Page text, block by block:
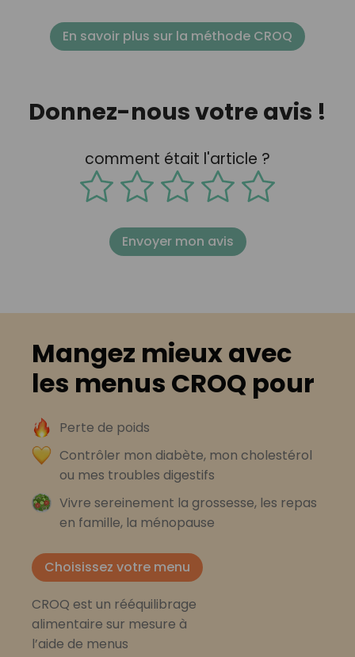
En savoir plus sur la méthode CROQ
Donnez-nous votre avis !
comment était l'article ?
Envoyer mon avis
Mangez mieux avec
les menus CROQ pour
Perte de poids
Contrôler mon diabète, mon cholestérol
ou mes troubles digestifs
Vivre sereinement la grossesse, les repas
en famille, la ménopause
Choisissez votre menu
CROQ est un rééquilibrage
alimentaire sur mesure à
l’aide de menus